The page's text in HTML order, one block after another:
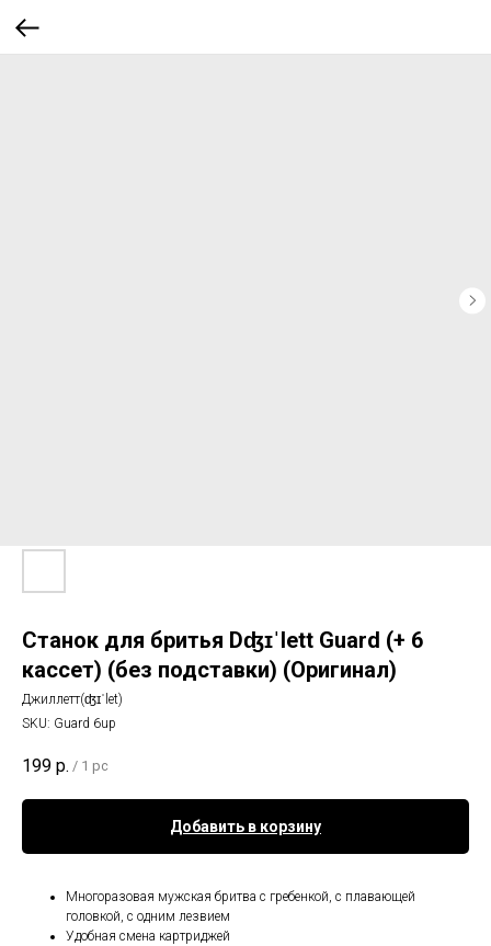
Станок для бритья Dʤɪˈlett Guard (+ 6
кассет) (без подставки) (Оригинал)
Джиллетт(ʤɪˈlet)
SKU: Guard 6up
199 р. / 1 pc
Добавить в корзину
Многоразовая мужская бритва с гребенкой, с плавающей
головкой, с одним лезвием
Удобная смена картриджей